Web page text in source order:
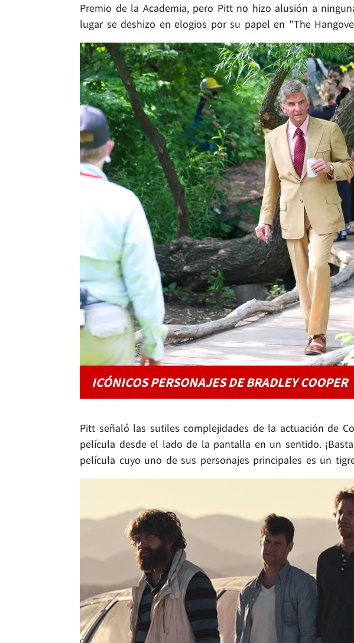
Premio de la Academia, pero Pitt no hizo alusión a
lugar se deshizo en elogios por su papel en "The
ICÓNICOS PERSONAJES DE BRADLEY COOPER
Pitt señaló las sutiles complejidades de la actuación de
película desde el lado de la pantalla en un sentido.
película cuyo uno de sus personajes principales es un